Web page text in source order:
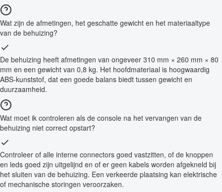
Wat zijn de afmetingen, het geschatte gewicht en het materiaaltype
van de behuizing?
De behuizing heeft afmetingen van ongeveer 310 mm × 260 mm × 80
mm en een gewicht van 0,8 kg. Het hoofdmateriaal is hoogwaardig
ABS-kunststof, dat een goede balans biedt tussen gewicht en
duurzaamheid.
Wat moet ik controleren als de console na het vervangen van de
behuizing niet correct opstart?
Controleer of alle interne connectors goed vastzitten, of de knoppen
en leds goed zijn uitgelijnd en of er geen kabels worden afgekneld bij
het sluiten van de behuizing. Een verkeerde plaatsing kan elektrische
of mechanische storingen veroorzaken.